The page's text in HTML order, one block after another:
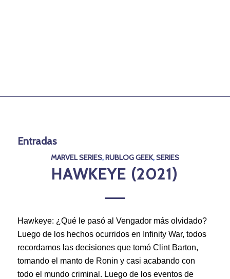
Entradas
MARVEL SERIES,RUBLOG GEEK,SERIES
HAWKEYE (2021)
Hawkeye: ¿Qué le pasó al Vengador más olvidado?
Luego de los hechos ocurridos en Infinity War, todos
recordamos las decisiones que tomó Clint Barton,
tomando el manto de Ronin y casi acabando con
todo el mundo criminal. Luego de los eventos de